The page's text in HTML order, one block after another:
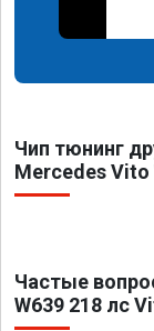
Чип тюнинг
Mercedes Vito
Частые
W639 218 лс